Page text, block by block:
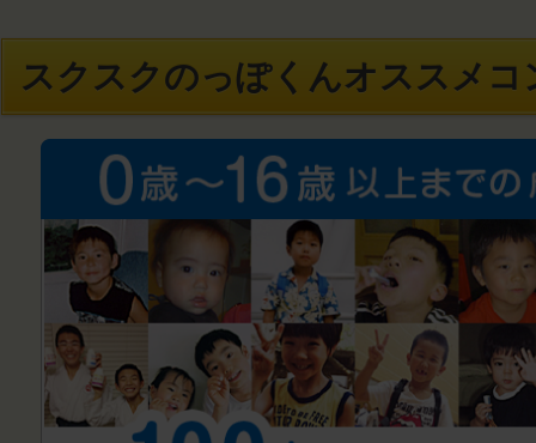
スクスクのっぽくんオススメコ